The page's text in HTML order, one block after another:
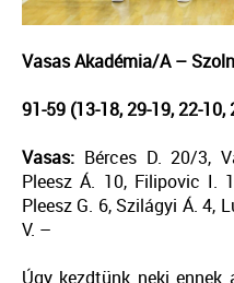
Vasas Akadémia/A –
91-59 (13-18, 29-19, 22-10,
Vasas: Bérces D. 20/3,
Pleesz Á. 10, Filipovic I.
Pleesz G. 6, Szilágyi Á. 4,
V. –
Úgy kezdtünk neki ennek